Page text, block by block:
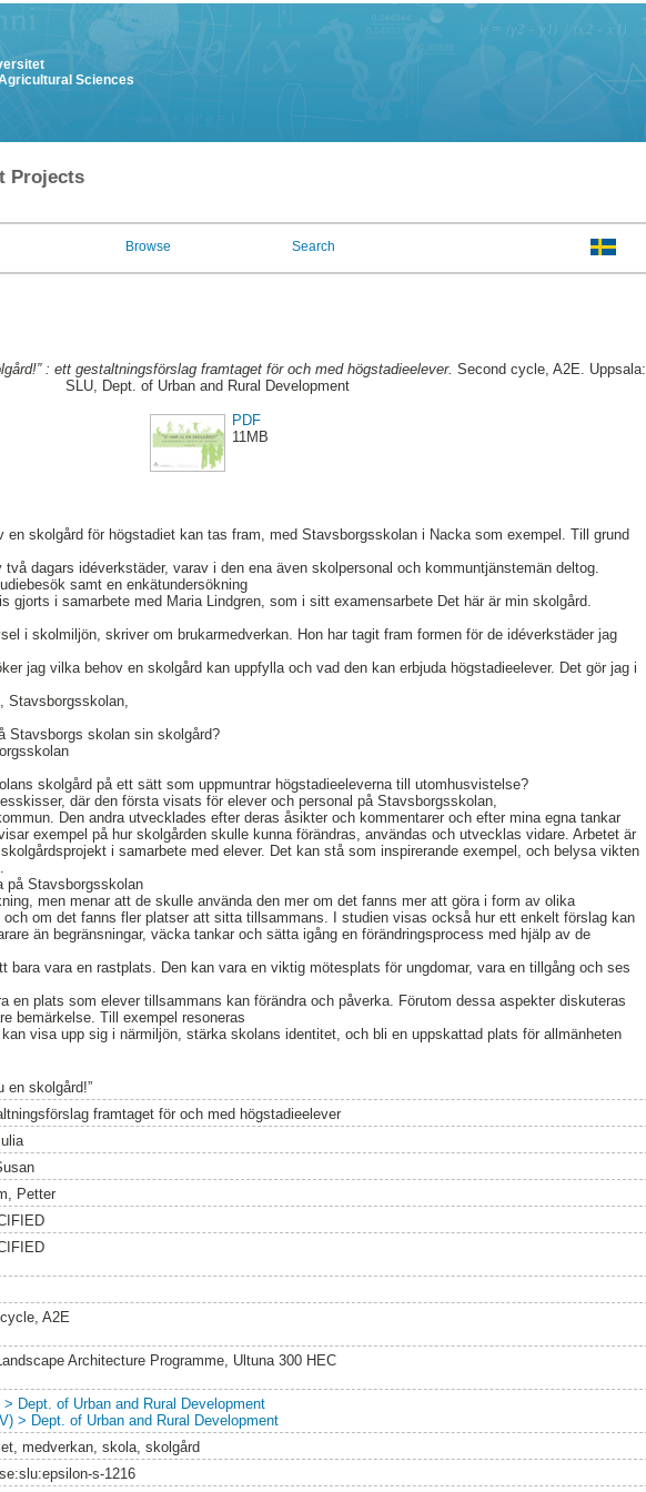
Sciences
Projects
Browse Search
: ett gestaltningsförslag framtaget för och med högstadieelever. Second cycle, A2E. Uppsala:
SLU, Dept. of Urban and Rural Development
PDF
11MB
en skolgård för högstadiet kan tas fram, med Stavsborgsskolan i Nacka som exempel. Till grund
dagars idéverkstäder, varav i den ena även skolpersonal och kommuntjänstemän deltog.
samt en enkätundersökning
gjorts i samarbete med Maria Lindgren, som i sitt examensarbete Det här är min skolgård.
i skolmiljön, skriver om brukarmedverkan. Hon har tagit fram formen för de idéverkstäder jag
jag vilka behov en skolgård kan uppfylla och vad den kan erbjuda högstadieelever. Det gör jag i
Stavsborgsskolan,
Stavsborgs skolan sin skolgård?
skolgård på ett sätt som uppmuntrar högstadieeleverna till utomhusvistelse?
där den första visats för elever och personal på Stavsborgsskolan,
Den andra utvecklades efter deras åsikter och kommentarer och efter mina egna tankar
exempel på hur skolgården skulle kunna förändras, användas och utvecklas vidare. Arbetet är
i samarbete med elever. Det kan stå som inspirerande exempel, och belysa vikten
på Stavsborgsskolan
men menar att de skulle använda den mer om det fanns mer att göra i form av olika
om det fanns fler platser att sitta tillsammans. I studien visas också hur ett enkelt förslag kan
än begränsningar, väcka tankar och sätta igång en förändringsprocess med hjälp av de
bara vara en rastplats. Den kan vara en viktig mötesplats för ungdomar, vara en tillgång och ses
en plats som elever tillsammans kan förändra och påverka. Förutom dessa aspekter diskuteras
bemärkelse. Till exempel resoneras
visa upp sig i närmiljön, stärka skolans identitet, och bli en uppskattad plats för allmänheten
en skolgård!”
framtaget för och med högstadieelever
Petter
A2E
Architecture Programme, Ultuna 300 HEC
> Dept. of Urban and Rural Development
> Dept. of Urban and Rural Development
medverkan, skola, skolgård
s-1216